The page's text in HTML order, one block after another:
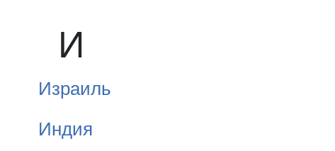
И
Израиль
Индия